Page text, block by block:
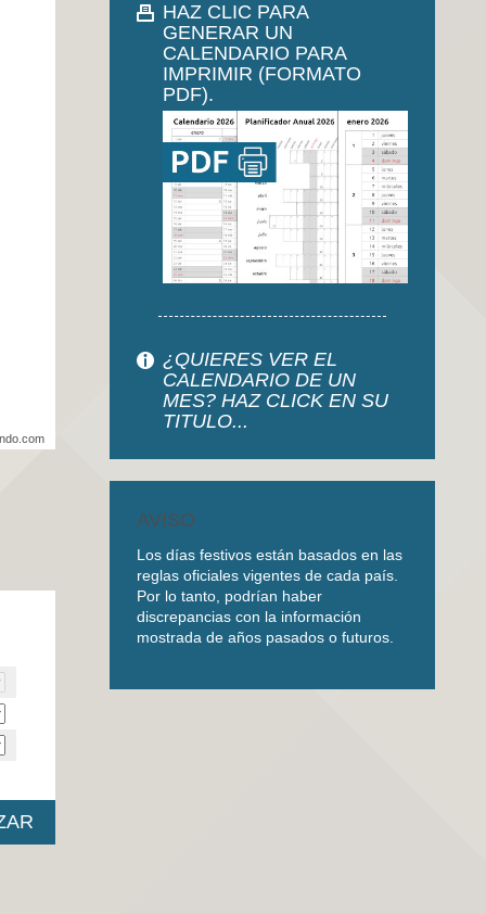
HAZ CLIC PARA
GENERAR UN
CALENDARIO PARA
IMPRIMIR (FORMATO
PDF).
¿QUIERES VER EL
CALENDARIO DE UN
MES? HAZ CLICK EN SU
TITULO...
AVISO
Los días festivos están basados en las
reglas oficiales vigentes de cada país.
Por lo tanto, podrían haber
discrepancias con la información
mostrada de años pasados o futuros.